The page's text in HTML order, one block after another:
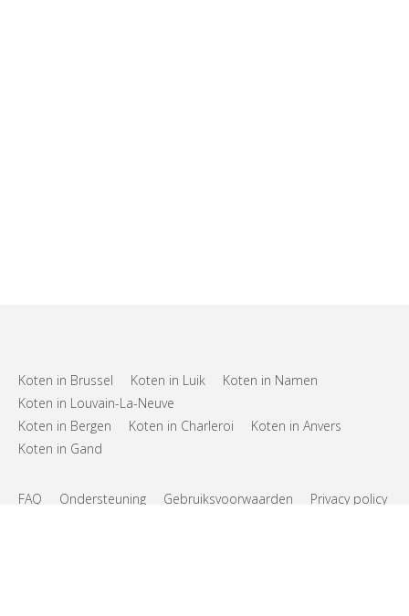
Koten in Brussel Koten in Luik
Koten in Namen
Koten in Louvain-La-Neuve
Koten in Bergen
Koten in Charleroi
Koten in Anvers
Koten in Gand
FAQ Ondersteuning Gebruiksvoorwaarden Privacy policy